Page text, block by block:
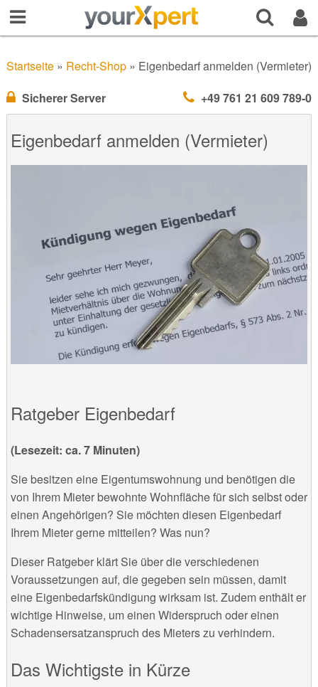
Startseite» Recht-Shop» Eigenbedarf anmelden (Vermieter)
Sicherer Server
+49 761 21 609 789-0
Eigenbedarf anmelden (Vermieter)
Ratgeber Eigenbedarf
(Lesezeit: ca. 7 Minuten)
Sie besitzen eine Eigentumswohnung und benötigen die
von Ihrem Mieter bewohnte Wohnfläche für sich selbst oder
einen Angehörigen? Sie möchten diesen Eigenbedarf
Ihrem Mieter gerne mitteilen? Was nun?
Dieser Ratgeber klärt Sie über die verschiedenen
Voraussetzungen auf, die gegeben sein müssen, damit
eine Eigenbedarfskündigung wirksam ist. Zudem enthält er
wichtige Hinweise, um einen Widerspruch oder einen
Schadensersatzanspruch des Mieters zu verhindern.
Das Wichtigste in Kürze